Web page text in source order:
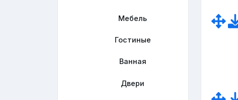
Мебель
Гостиные
Ванная
Двери